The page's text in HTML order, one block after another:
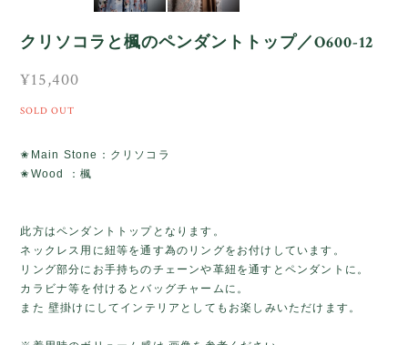
クリソコラと楓のペンダントトップ／O600-12
¥15,400
SOLD OUT
✬Main Stone：クリソコラ
✬Wood ：楓
此方はペンダントトップとなります。
ネックレス用に紐等を通す為のリングをお付けしています。
リング部分にお手持ちのチェーンや革紐を通すとペンダントに。
カラビナ等を付けるとバッグチャームに。
また 壁掛けにしてインテリアとしてもお楽しみいただけます。